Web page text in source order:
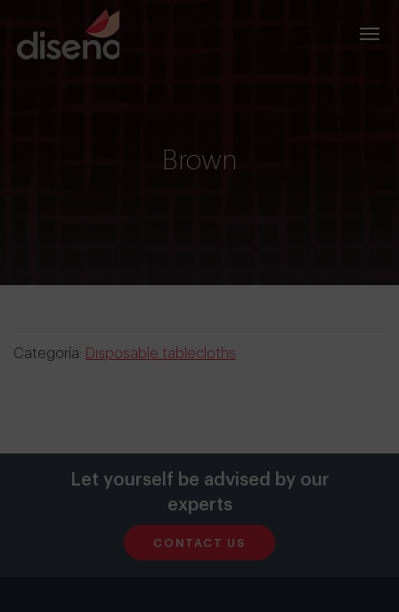
Brown
Categoría: Disposable tablecloths
Let yourself be advised by our
experts
CONTACT US